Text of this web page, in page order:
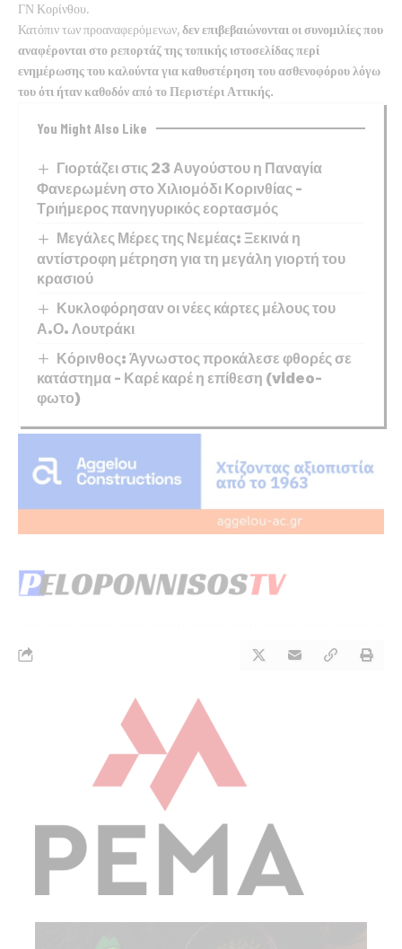
ΓΝ Κορίνθου.
Κατόπιν των προαναφερόμενων,δεν επιβεβαιώνονται οι συνομιλίες που
αναφέρονται στο ρεπορτάζ της τοπικής ιστοσελίδας περί
ενημέρωσης του καλούντα για καθυστέρηση του ασθενοφόρου λόγω
του ότι ήταν καθοδόν από το Περιστέρι Αττικής.
You Might Also Like
Γιορτάζει στις 23 Αυγούστου η Παναγία
Φανερωμένη στο Χιλιομόδι Κορινθίας –
Τριήμερος πανηγυρικός εορτασμός
Μεγάλες Μέρες της Νεμέας: Ξεκινά η
αντίστροφη μέτρηση για τη μεγάλη γιορτή του
κρασιού
Κυκλοφόρησαν οι νέες κάρτες μέλους του
Α.Ο. Λουτράκι
Κόρινθος: Άγνωστος προκάλεσε φθορές σε
κατάστημα – Καρέ καρέ η επίθεση (video-
φωτο)